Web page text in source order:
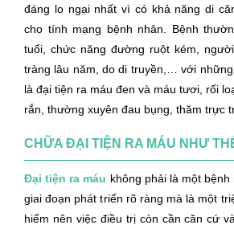
đáng lo ngại nhất vì có khả năng di
cho tính mạng bệnh nhân. Bệnh
tuổi, chức năng đường ruột kém,
tràng lâu năm, do di truyền,… với
là đại tiện ra máu đen và máu tươi, rối
rắn, thường xuyên đau bụng, thăm trực
CHỮA ĐẠI TIỆN RA MÁU NHƯ
Đại tiện ra máu không phải là một
giai đoạn phát triển rõ ràng mà là một
hiểm nên việc điều trị còn cần căn cứ